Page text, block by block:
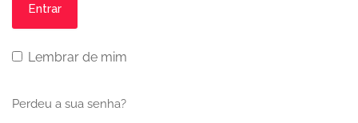
Lembrar de mim
Perdeu a sua senha?